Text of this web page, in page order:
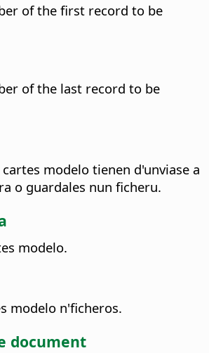
of the first record to be
of the last record to be
modelo tienen d'unviase a
o guardales nun ficheru.
modelo.
modelo n'ficheros.
document